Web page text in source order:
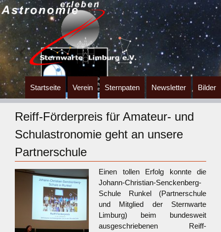
Zum
Inhalt
springen
Startseite Verein Sternpaten Newsletter Bilder
Reiff-Förderpreis für Amateur- und
Schulastronomie geht an unsere
Partnerschule
Einen tollen Erfolg konnte die
Johann-Christian-Senckenberg-
Schule Runkel (Partnerschule
und Mitglied der Sternwarte
Limburg) beim bundesweit
ausgeschriebenen Reiff-